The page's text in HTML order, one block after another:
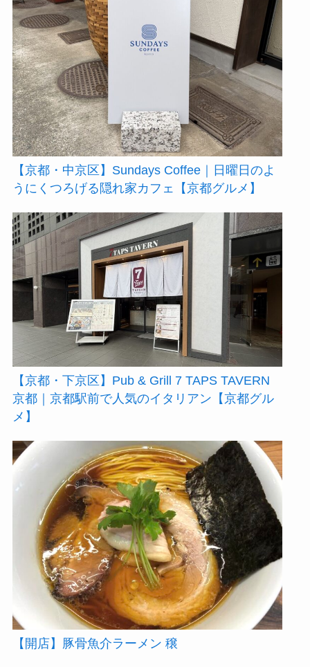
【京都・中京区】Sundays Coffee｜日曜日のよ
うにくつろげる隠れ家カフェ【京都グルメ】
【京都・下京区】Pub & Grill 7 TAPS TAVERN
京都｜京都駅前で人気のイタリアン【京都グル
メ】
【開店】豚骨魚介ラーメン 穣